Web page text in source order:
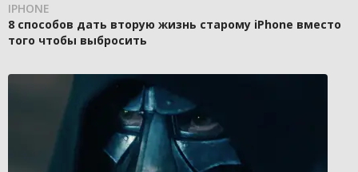
IPHONE
8 способов дать вторую жизнь старому iPhone вместо
того чтобы выбросить